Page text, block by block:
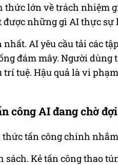
thức lớn về trách nhiệm
những gì AI thực sự
AI yêu cầu tải các
đám mây. Người dùng
tuệ. Hậu quả là vi
công AI đang chờ đợi
tấn công chính
sách. Kẻ tấn công thao